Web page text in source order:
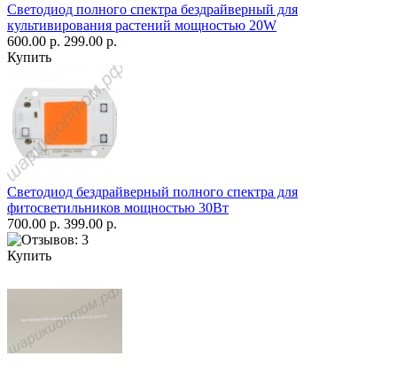
Светодиод полного спектра бездрайверный для
культивирования растений мощностью 20W
600.00 р. 299.00 р.
Купить
Светодиод бездрайверный полного спектра для
фитосветильников мощностью 30Вт
700.00 р. 399.00 р.
Купить